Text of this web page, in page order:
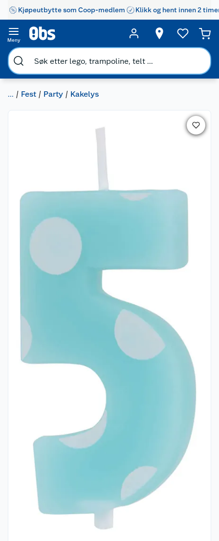
Kjøpeutbytte som Coop-medlem Klikk og hent innen 2
Meny
... Fest Party Kakelys